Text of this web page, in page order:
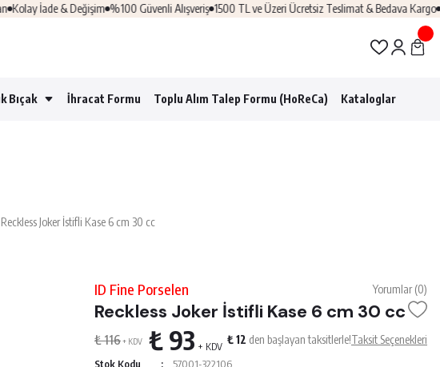
İade & Değişim %100 Güvenli Alışveriş 1500 TL ve Üzeri Ücretsiz Teslimat & Bedava Kargo
Bıçak İhracat Formu Toplu Alım Talep Formu (HoReCa) Kataloglar
Reckless Joker İstifli Kase 6 cm 30 cc
ID Fine Porselen Yorumlar (0)
Reckless Joker İstifli Kase 6 cm 30 cc
₺ 116+ KDV ₺ 93 + KDV
₺ 12 den başlayan taksitlerle!Taksit Seçenekleri
Stok Kodu 57001-322106